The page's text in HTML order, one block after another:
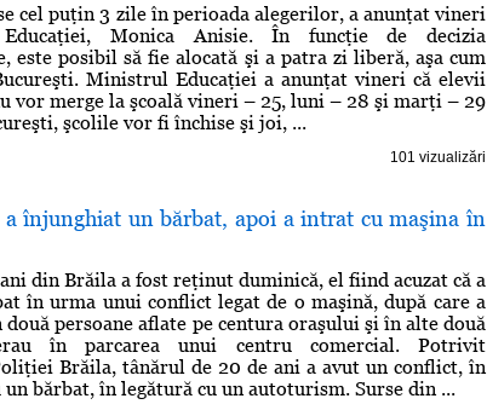
cel puţin 3 zile în perioada alegerilor, a anunţat vineri
Monica Anisie. În funcţie de decizia
este posibil să fie alocată şi a patra zi liberă, aşa cum
Ministrul Educaţiei a anunţat vineri că elevii
vor merge la şcoală vineri – 25, luni – 28 şi marţi – 29
şcolile vor fi închise şi joi, ...
101 vizualizări
înjunghiat un bărbat, apoi a intrat cu maşina în
din Brăila a fost reţinut duminică, el fiind acuzat că a
în urma unui conflict legat de o maşină, după care a
persoane aflate pe centura oraşului şi în alte două
în parcarea unui centru comercial. Potrivit
Brăila, tânărul de 20 de ani a avut un conflict, în
un bărbat, în legătură cu un autoturism. Surse din ...